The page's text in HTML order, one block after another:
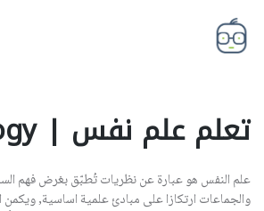
تعلم علم نفس | psychology
علم النفس هو عبارة عن نظريات تُطبّق بغرض فهم
والجماعات ارتكازا على مبادئ علمية اساسية, ويكمن